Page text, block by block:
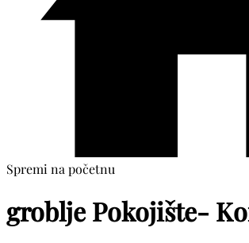
Spremi na početnu
groblje Pokojište-